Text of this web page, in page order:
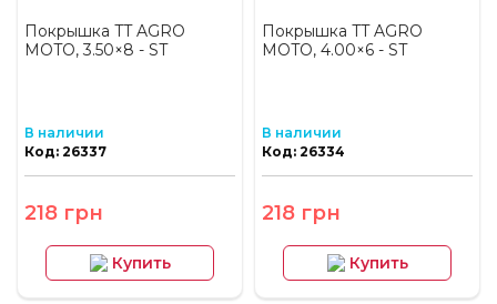
Покрышка TT AGRO
MOTO, 3.50×8 - ST
В наличии
Код: 26337
218 грн
Купить
Покрышка TT AGRO
MOTO, 4.00×6 - ST
В наличии
Код: 26334
218 грн
Купить